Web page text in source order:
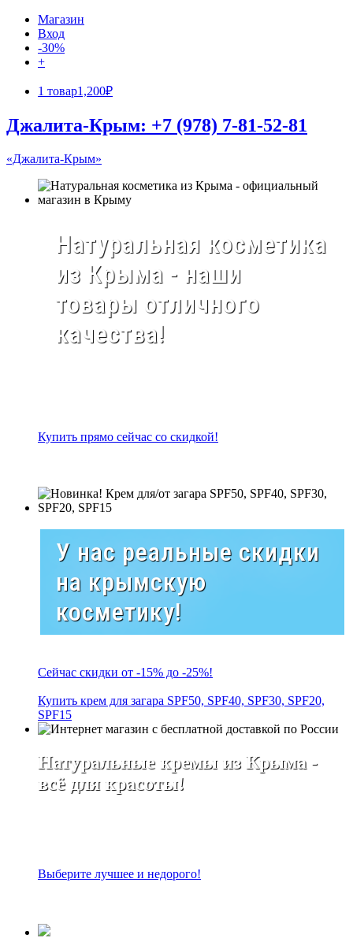
Магазин
Вход
-30%
+
1 товар1,200₽
Джалита-Крым: +7 (978) 7-81-52-81
«Джалита-Крым»
Натуральная косметика
из Крыма - наши
товары отличного
качества!
Купить прямо сейчас со скидкой!
У нас реальные скидки
на крымскую
косметику!
Сейчас скидки от -15% до -25%!
Купить крем для загара SPF50, SPF40, SPF30, SPF20,
SPF15
Натуральные кремы из Крыма -
всё для красоты!
Выберите лучшее и недорого!